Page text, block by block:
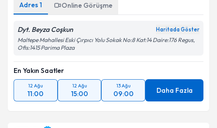
Adres 1 Online Görüşme
Dyt. Beyza Coşkun Haritada Göster
Maltepe Mahallesi Eski Çırpıcı Yolu Sokak No:8 Kat:14 Daire:176 Regus,
Ofis:1415 Parima Plaza
En Yakın Saatler
12 Ağu
11:00
12 Ağu
15:00
13 Ağu
09:00 Daha Fazla